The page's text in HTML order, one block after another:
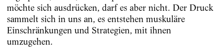
möchte sich ausdrücken, darf es aber nicht. Der Druck
sammelt sich in uns an, es entstehen muskuläre
Einschränkungen und Strategien, mit ihnen
umzugehen.